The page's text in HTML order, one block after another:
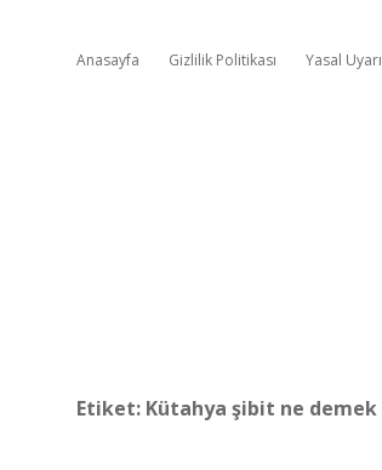
Anasayfa Gizlilik Politikası Yasal Uyarı
Etiket: Kütahya şibit ne demek